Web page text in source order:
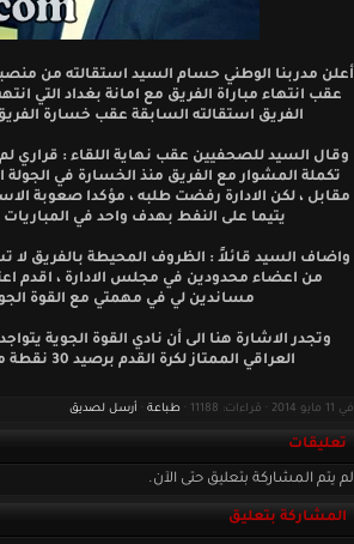
أعلن مدربنا الوطني حسام السيد استقالته من
عقب انتهاء مباراة الفريق مع امانة بغداد التي
الفريق استقالته السابقة عقب خسارة
وقال السيد للصحفيين عقب نهاية اللقاء : قراري
تكملة المشوار مع الفريق منذ الخسارة في
مقابل ، لكن الادارة رفضت طلبه ، مؤكدا صعوبة
يتيما على النفط بهدف واحد في
واضاف السيد قائلاً : الظروف المحيطة بالفريق
من اعضاء محدودين في مجلس الادارة ، اقدم
مساندين لي في مهمتي مع القوة
وتجدر الاشارة هنا الى أن نادي القوة الجوية
العراقي الممتاز لكرة القدم برصيد 30 نقطة من 8 حالات فوز و 6 تعادلات و 4 هزائم.
في 11 مايو 2014 · قراءات: 11188 · طباعة أرسل لصديق
تعليقات
لم يتم المشاركة بتعليق حتى الآن.
المشاركة بتعليق